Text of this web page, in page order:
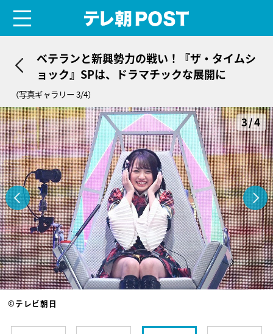
ベテランと新興勢力の戦い！『ザ・タイムシ
ョック』SPは、ドラマチックな展開に
（写真ギャラリー 3/4）
3/4
©テレビ朝日